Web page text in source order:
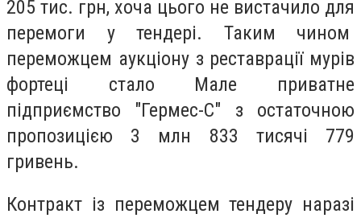
205 тис. грн, хоча цього не вистачило для
перемоги у тендері. Таким чином
переможцем аукціону з реставрації мурів
фортеці стало Мале приватне
підприємство "Гермес-С" з остаточною
пропозицією 3 млн 833 тисячі 779
гривень.
Контракт із переможцем тендеру наразі